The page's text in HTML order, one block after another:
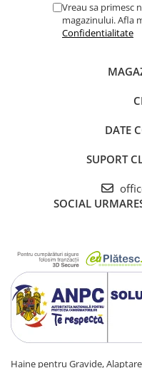
Vreau sa primesc
magazinului. Afla
Confidentialitate
DATE
SUPORT
SOCIAL
Haine pentru Gravide,